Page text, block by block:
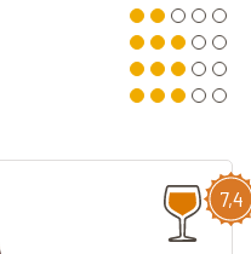
7,4